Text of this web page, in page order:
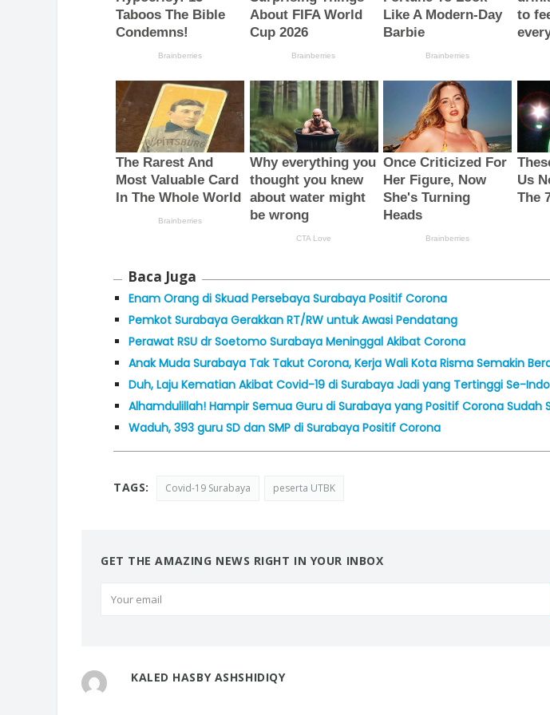
Baca Juga
Enam Orang di Skuad Persebaya Surabaya Positif Corona
Pemkot Surabaya Gerakkan RT/RW untuk Awasi Pendatang
Perawat RSU dr Soetomo Surabaya Meninggal Akibat Corona
Anak Muda Surabaya Tak Takut Corona, Kerja Wali Kota Risma Semakin
Duh, Laju Kematian Akibat Covid-19 di Surabaya Jadi yang Tertinggi Se-
Alhamdulillah! Hampir Semua Guru di Surabaya yang Positif Corona Sudah
Waduh, 393 guru SD dan SMP di Surabaya Positif Corona
TAGS: Covid-19 Surabaya peserta UTBK
GET THE AMAZING NEWS RIGHT IN YOUR INBOX
KALED HASBY ASHSHIDIQY